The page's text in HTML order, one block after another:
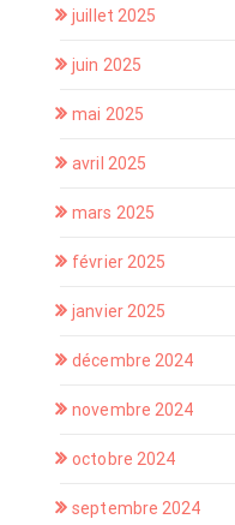
juillet 2025
juin 2025
mai 2025
avril 2025
mars 2025
février 2025
janvier 2025
décembre 2024
novembre 2024
octobre 2024
septembre 2024